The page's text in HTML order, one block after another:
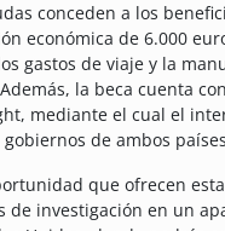
conceden a los
económica de 6.000
gastos de viaje y la
la beca cuenta
mediante el cual el
de ambos
que ofrecen
de investigación en un